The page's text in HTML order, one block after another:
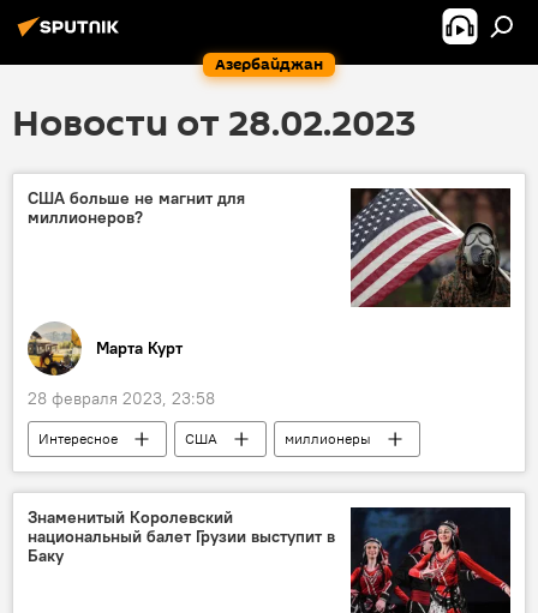
Азербайджан
Новости от 28.02.2023
США больше не магнит для
миллионеров?
Марта Курт
28 февраля 2023, 23:58
Интересное США
миллионеры
отъезд
Привлекательность
долларовые миллиардеры
Знаменитый Королевский
национальный балет Грузии выступит в
Баку